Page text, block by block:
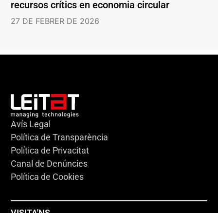
recursos crítics en economia circular
27 DE FEBRER DE 2026
Avís Legal
Política de Transparència
Política de Privacitat
Canal de Denúncies
Política de Cookies